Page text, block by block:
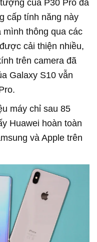
của P30 Pro đã
cấp tính năng này
mình thông qua các
cải thiện nhiều,
trên camera đã
Galaxy S10 vẫn
máy chỉ sau 85
Huawei hoàn toàn
và Apple trên